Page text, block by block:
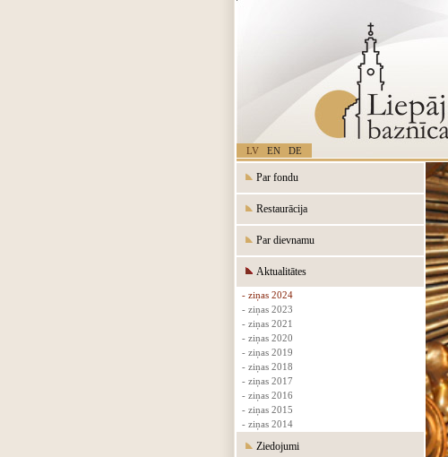
LV EN DE
Par fondu
Restaurācija
Par dievnamu
Aktualitātes
- ziņas 2024
- ziņas 2023
- ziņas 2021
- ziņas 2020
- ziņas 2019
- ziņas 2018
- ziņas 2017
- ziņas 2016
- ziņas 2015
- ziņas 2014
Ziedojumi